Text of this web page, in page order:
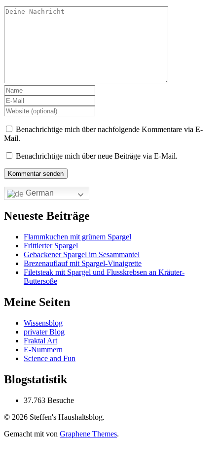
Benachrichtige mich über nachfolgende Kommentare via E-
Mail.
Benachrichtige mich über neue Beiträge via E-Mail.
German
Neueste Beiträge
Flammkuchen mit grünem Spargel
Frittierter Spargel
Gebackener Spargel im Sesammantel
Brezenauflauf mit Spargel-Vinaigrette
Filetsteak mit Spargel und Flusskrebsen an Kräuter-
Buttersoße
Meine Seiten
Wissensblog
privater Blog
Fraktal Art
E-Nummern
Science and Fun
Blogstatistik
37.763 Besuche
© 2026 Steffen's Haushaltsblog.
Gemacht mit von Graphene Themes.